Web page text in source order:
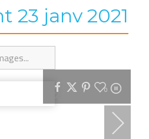
23 janv 2021
0